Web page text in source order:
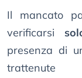
Il mancato
verificarsi
presenza di
trattenute